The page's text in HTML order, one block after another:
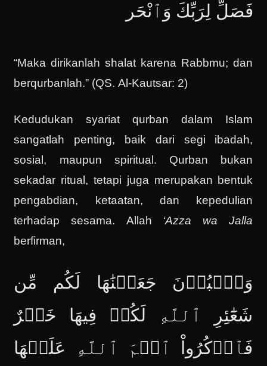
فَصَلِّ لِرَبِّكَ وَٱنْحَر
“Maka dirikanlah shalat karena Rabbmu; dan
berqurbanlah.” (QS. Al-Kautsar: 2)
Kedudukan syariat qurban dalam Islam
sangatlah penting, baik dari segi ibadah,
sosial, maupun spiritual. Qurban bukan
sekadar ritual, tetapi juga merupakan bentuk
pengabdian, ketaatan, dan kepedulian
terhadap sesama. Allah ‘Azza wa Jalla
berfirman,
وَٱلۡبُدۡنَ جَعَلۡنَٰهَا لَكُم مِّن
شَعَٰٓئِرِ ٱللَّهِ لَكُمۡ فِيهَا خَيۡرٌ
فَٱذۡكُرُواْ ٱسۡمَ ٱللَّهِ عَلَيۡهَا